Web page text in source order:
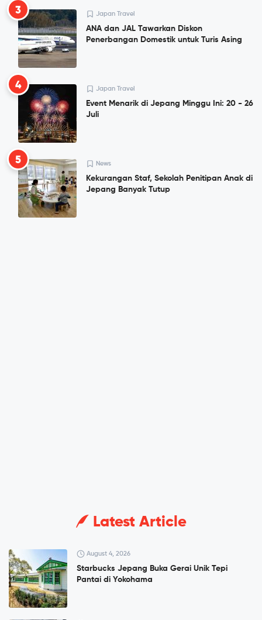
3 Japan Travel
ANA dan JAL Tawarkan Diskon
Penerbangan Domestik untuk Turis Asing
4 Japan Travel
Event Menarik di Jepang Minggu Ini: 20 - 26
Juli
5 News
Kekurangan Staf, Sekolah Penitipan Anak di
Jepang Banyak Tutup
Latest Article
August 4, 2026
Starbucks Jepang Buka Gerai Unik Tepi
Pantai di Yokohama